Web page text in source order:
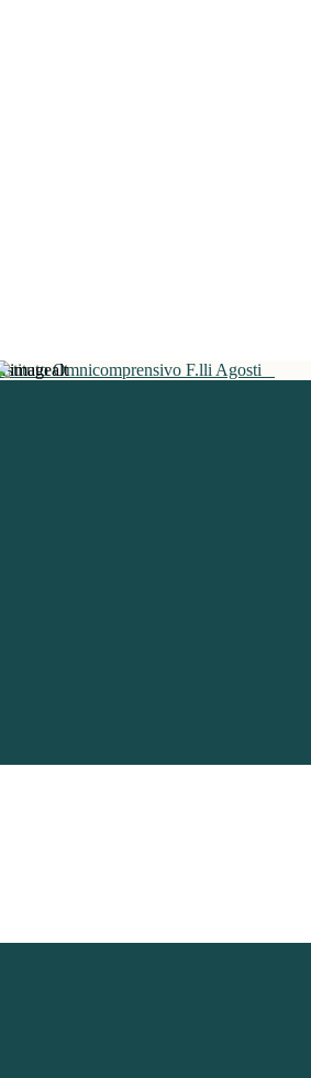
Istituto Omnicomprensivo F.lli Agosti